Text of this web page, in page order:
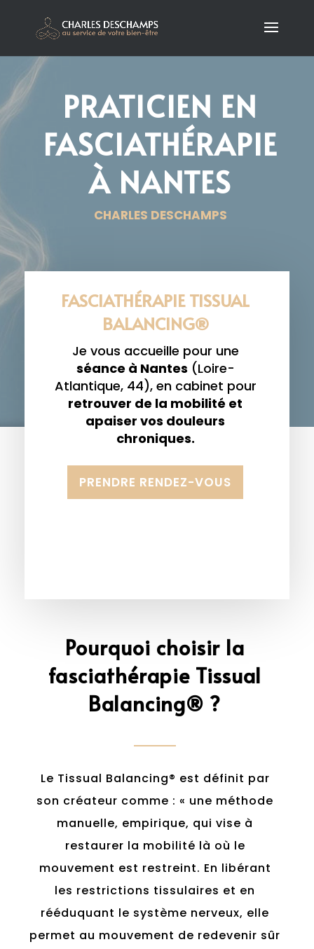
PRATICIEN EN
FASCIATHÉRAPIE
À NANTES
CHARLES DESCHAMPS
FASCIATHÉRAPIE TISSUAL
BALANCING®
Je vous accueille pour une
séance à Nantes (Loire-
Atlantique, 44), en cabinet pour
retrouver de la mobilité et
apaiser vos douleurs
chroniques.
PRENDRE RENDEZ-VOUS
Pourquoi choisir la
fasciathérapie Tissual
Balancing® ?
Le Tissual Balancing® est définit par
son créateur comme : « une méthode
manuelle, empirique, qui vise à
restaurer la mobilité là où le
mouvement est restreint. En libérant
les restrictions tissulaires et en
rééduquant le système nerveux, elle
permet au mouvement de redevenir sûr